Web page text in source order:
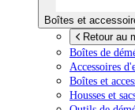
Boîtes et
Retour au
Boîtes de
Accessoires
Boîtes et
Housses et